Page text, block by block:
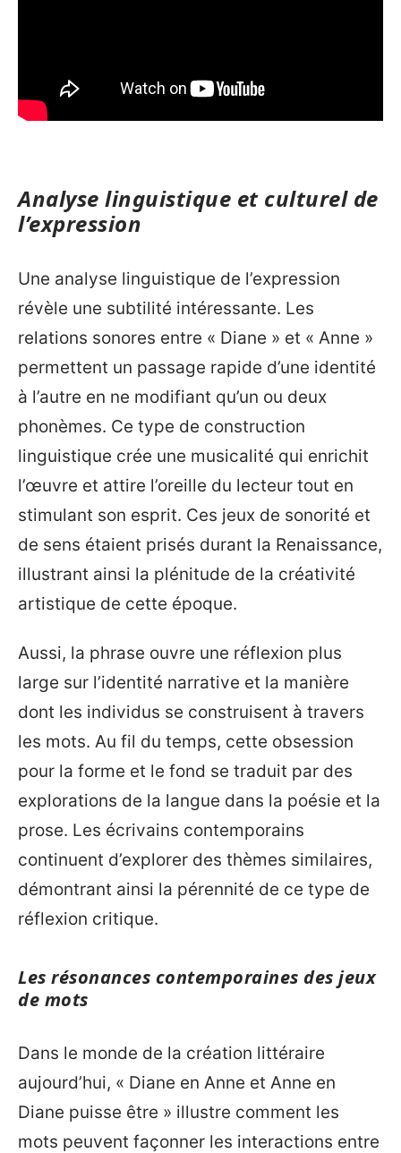
Analyse linguistique et culturel de
l’expression
Une analyse linguistique de l’expression
révèle une subtilité intéressante. Les
relations sonores entre « Diane » et « Anne »
permettent un passage rapide d’une identité
à l’autre en ne modifiant qu’un ou deux
phonèmes. Ce type de construction
linguistique crée une musicalité qui enrichit
l’œuvre et attire l’oreille du lecteur tout en
stimulant son esprit. Ces jeux de sonorité et
de sens étaient prisés durant la Renaissance,
illustrant ainsi la plénitude de la créativité
artistique de cette époque.
Aussi, la phrase ouvre une réflexion plus
large sur l’identité narrative et la manière
dont les individus se construisent à travers
les mots. Au fil du temps, cette obsession
pour la forme et le fond se traduit par des
explorations de la langue dans la poésie et la
prose. Les écrivains contemporains
continuent d’explorer des thèmes similaires,
démontrant ainsi la pérennité de ce type de
réflexion critique.
Les résonances contemporaines des jeux
de mots
Dans le monde de la création littéraire
aujourd’hui, « Diane en Anne et Anne en
Diane puisse être » illustre comment les
mots peuvent façonner les interactions entre